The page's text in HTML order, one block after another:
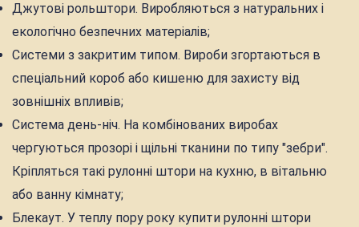
Джутові рольштори. Виробляються з натуральних і
екологічно безпечних матеріалів;
Системи з закритим типом. Вироби згортаються в
спеціальний короб або кишеню для захисту від
зовнішніх впливів;
Система день-ніч. На комбінованих виробах
чергуються прозорі і щільні тканини по типу "зебри".
Кріпляться такі рулонні штори на кухню, в вітальню
або ванну кімнату;
Блекаут. У теплу пору року купити рулонні штори